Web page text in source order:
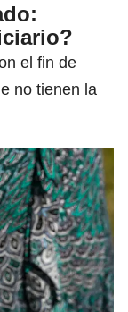
el fin de
no tienen la